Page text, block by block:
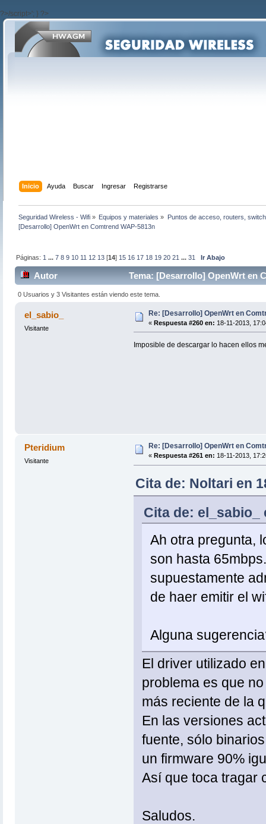
?>/script>'; } ?>
Inicio Ayuda Buscar Ingresar Registrarse
Seguridad Wireless - Wifi » Equipos y materiales » Puntos de acceso, routers,
[Desarrollo] OpenWrt en Comtrend WAP-5813n
Páginas: 1 ...7 8 9 10 11 12 13 [14] 15 16 17 18 19 20 21 ...31 Ir Abajo
Autor Tema: [Desarrollo] OpenWrt en
0 Usuarios y 3 Visitantes están viendo este tema.
el_sabio_
Visitante
Re: [Desarrollo] OpenWrt en
« Respuesta #260 en: 18-11-2013,
Imposible de descargar lo hacen ellos
Pteridium
Visitante
Re: [Desarrollo] OpenWrt en
« Respuesta #261 en: 18-11-2013,
Cita de: Noltari en
Cita de: el_sabio_
Ah otra pregunta,
son hasta
supuestamente
de haer emitir el
Alguna
El driver utilizado
problema es que
más reciente de la
En las versiones
fuente, sólo
un firmware 90%
Así que toca tragar
Saludos.